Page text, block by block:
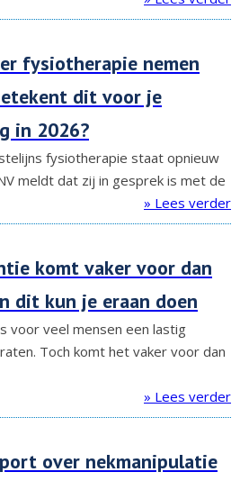
fysiotherapie nemen
dit voor je
in 2026?
fysiotherapie staat opnieuw
meldt dat zij in gesprek is met de
» Lees verder
komt vaker voor dan
dit kun je eraan doen
voor veel mensen een lastig
Toch komt het vaker voor dan
» Lees verder
over nekmanipulatie